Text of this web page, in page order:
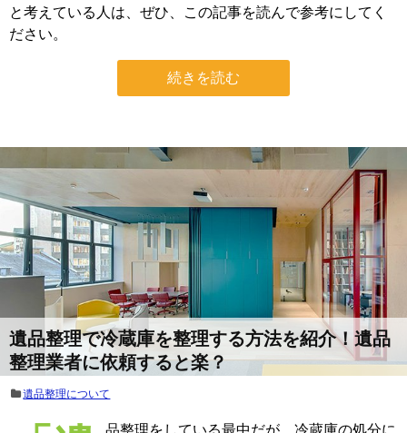
と考えている人は、ぜひ、この記事を読んで参考にしてく
ださい。
続きを読む
遺品整理で冷蔵庫を整理する方法を紹介！遺品
整理業者に依頼すると楽？
遺品整理について